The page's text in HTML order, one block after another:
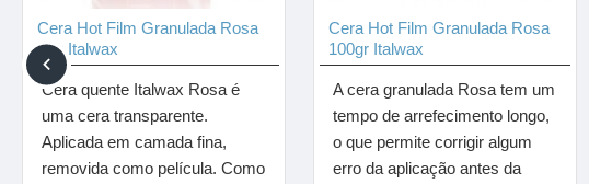
Cera Hot Film Granulada Rosa
1kg Italwax
Cera quente Italwax Rosa é
uma cera transparente.
Aplicada em camada fina,
removida como película. Como
Cera Hot Film Granulada Rosa
100gr Italwax
A cera granulada Rosa tem um
tempo de arrefecimento longo,
o que permite corrigir algum
erro da aplicação antes da